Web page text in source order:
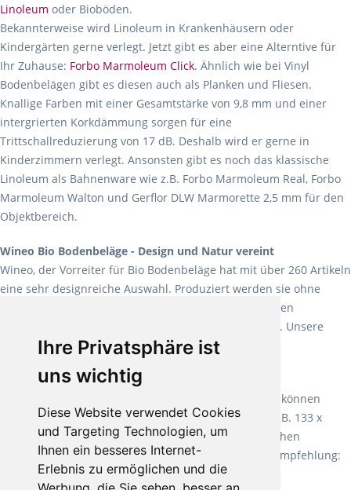
Ihre Privatsphäre ist
uns wichtig
Diese Website verwendet Cookies
und Targeting Technologien, um
Ihnen ein besseres Internet-
Erlebnis zu ermöglichen und die
Linoleum oder Bioböden.
Bekannterweise wird Linoleum in Krankenhäusern oder
Kindergärten gerne verlegt. Jetzt gibt es aber eine Alterntive für
Ihr Zuhause: Forbo Marmoleum Click. Ähnlich wie bei Vinyl
Bodenbelägen gibt es diesen auch als Planken und Fliesen.
Knallige Farben mit einer Gesamtstärke von 9,8 mm und einer
intergrierten Korkdämmung sorgen für eine
Trittschallreduzierung von 17 dB. Deshalb wird er gerne in
Kinderzimmern verlegt. Ansonsten gibt es noch das klassische
Linoleum als Bahnenware wie z.B. Forbo Marmoleum Real, Forbo
Marmoleum Walton und Gerflor DLW Marmorette 2,5 mm für den
Objektbereich.
Wineo Bio Bodenbeläge - Design und Natur vereint
Wineo, der Vorreiter für Bio Bodenbeläge hat mit über 260 Artikeln
eine sehr designreiche Auswahl. Produziert werden sie ohne
Weichmacher und Lösungsmittel. Mit allen verfügbaren
Verlegearten ist er für jegliche Bauvorhaben attraktiv. Unsere
Empfehlung:Wineo 1000 Multi Layer XXL.
Teppiche für ein angenehmes Laufgefühl
machen es schon lange vor. Sie können
Teppich in Ihrem gewünschten Sondermaß kaufen, z.B. 133 x
60cm. Vor allem in Schlafzimmern aufgrund der weichen
Oberfläche ein sehr beliebter Zusatzboden. Unsere Empfehlung:
Fletco Fluffy und Fletco Hermelin